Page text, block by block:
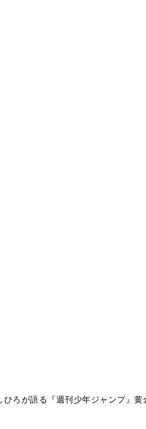
ひろが語る『週刊少年ジャンプ』